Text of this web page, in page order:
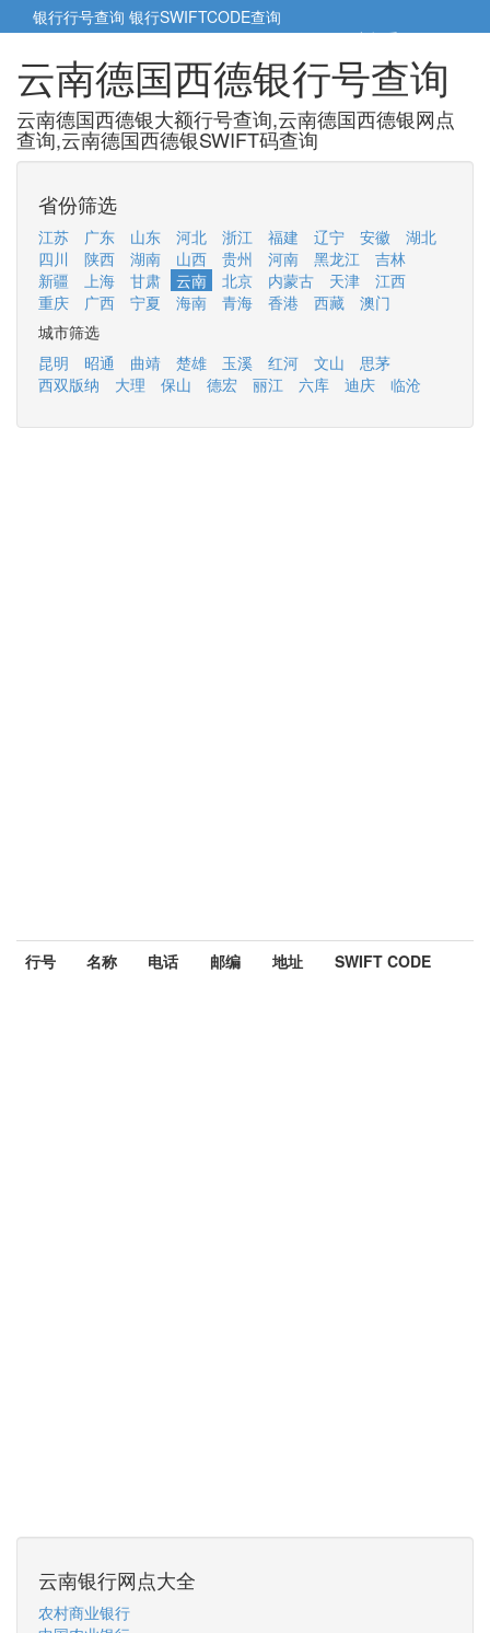
银行行号查询 银行SWIFTCODE查询
5cm小帮手5cm.cn
云南德国西德银行号查询
云南德国西德银大额行号查询,云南德国西德银网点
查询,云南德国西德银SWIFT码查询
省份筛选
江苏 广东 山东 河北 浙江 福建 辽宁 安徽
湖北
四川
陕西 湖南 山西 贵州 河南 黑龙江
吉林
新疆
上海 甘肃 云南 北京 内蒙古 天津
江西
重庆
广西 宁夏 海南 青海 香港 西藏
澳门
城市筛选
昆明
昭通 曲靖 楚雄 玉溪 红河 文山
思茅
西双版纳
大理 保山 德宏 丽江 六库 迪庆 临沧
行号 名称 电话 邮编 地址 SWIFT CODE
云南银行网点大全
农村商业银行